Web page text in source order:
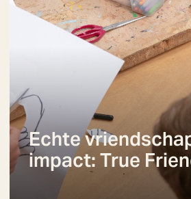
Echte
impact: True